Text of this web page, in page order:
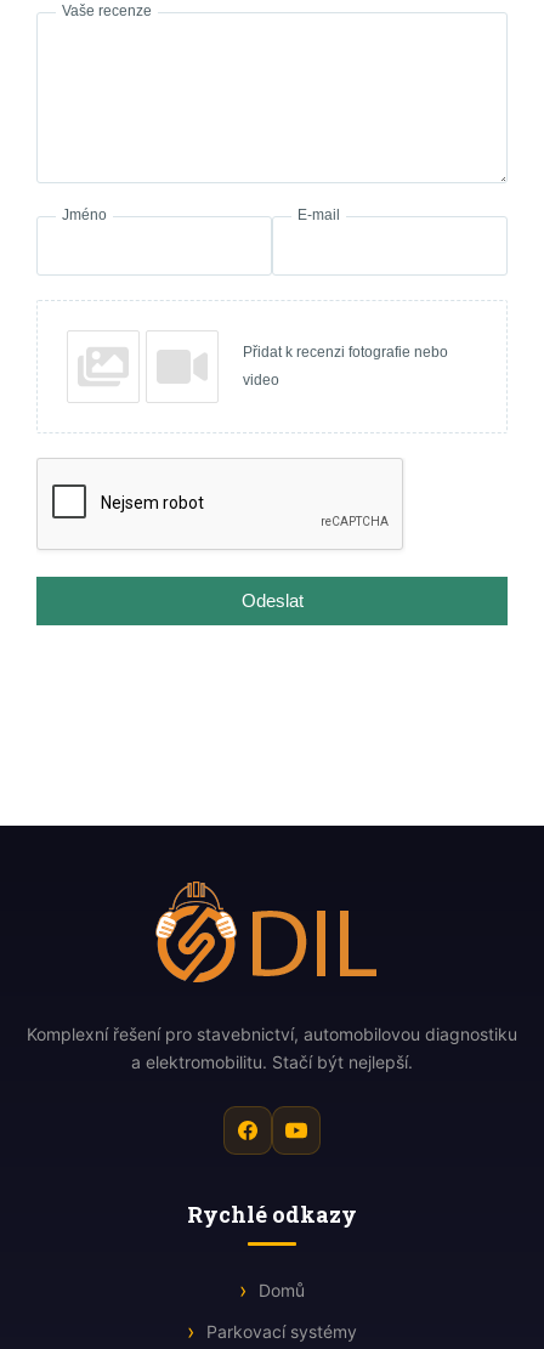
Vaše recenze
Jméno E-mail
Přidat k recenzi fotografie nebo
video
Odeslat
Komplexní řešení pro stavebnictví, automobilovou diagnostiku
a elektromobilitu. Stačí být nejlepší.
Rychlé odkazy
Domů
Parkovací systémy